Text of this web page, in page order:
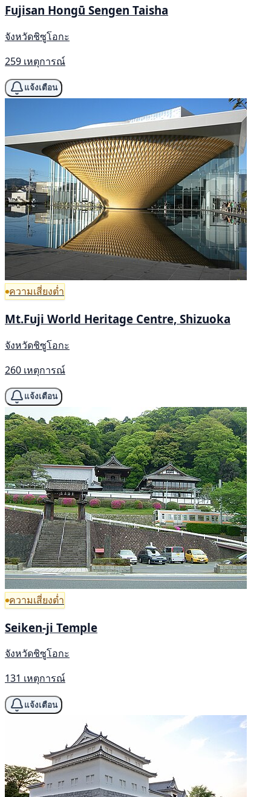
Fujisan Hongū Sengen Taisha
จังหวัดชิซูโอกะ
259 เหตุการณ์
แจ้งเตือน
ความเสี่ยงต่ำ
Mt.Fuji World Heritage Centre, Shizuoka
จังหวัดชิซูโอกะ
260 เหตุการณ์
แจ้งเตือน
ความเสี่ยงต่ำ
Seiken-ji Temple
จังหวัดชิซูโอกะ
131 เหตุการณ์
แจ้งเตือน